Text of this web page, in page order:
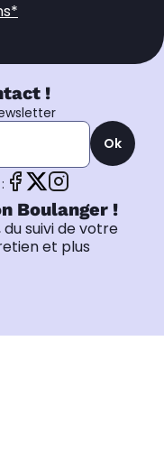
!
Ok
Boulanger !
suivi de votre
et plus